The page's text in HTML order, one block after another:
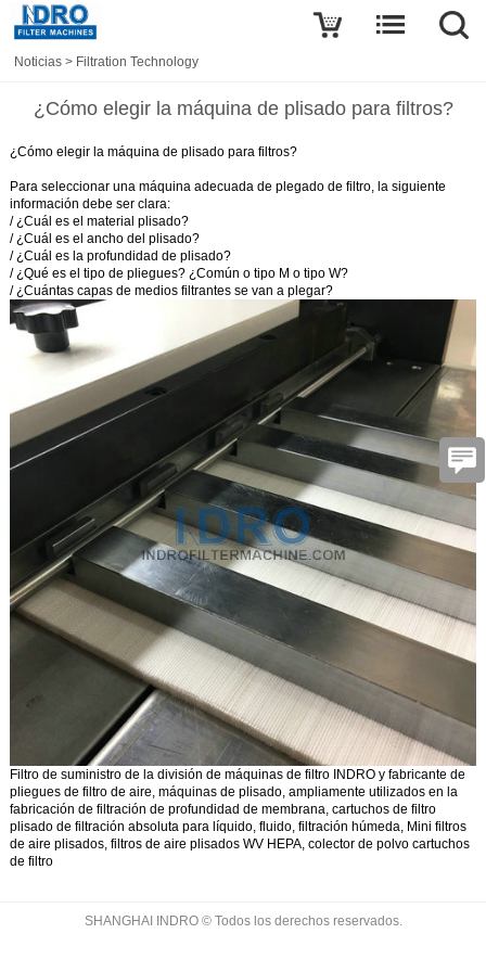
Noticias > Filtration Technology
¿Cómo elegir la máquina de plisado para filtros?
¿Cómo elegir la máquina de plisado para filtros?
Para seleccionar una máquina adecuada de plegado de filtro, la siguiente
información debe ser clara:
/ ¿Cuál es el material plisado?
/ ¿Cuál es el ancho del plisado?
/ ¿Cuál es la profundidad de plisado?
/ ¿Qué es el tipo de pliegues? ¿Común o tipo M o tipo W?
/ ¿Cuántas capas de medios filtrantes se van a plegar?
Filtro de suministro de la división de máquinas de filtro INDRO y fabricante de
pliegues de filtro de aire, máquinas de plisado, ampliamente utilizados en la
fabricación de filtración de profundidad de membrana, cartuchos de filtro
plisado de filtración absoluta para líquido, fluido, filtración húmeda, Mini filtros
de aire plisados, filtros de aire plisados WV HEPA, colector de polvo cartuchos
de filtro
SHANGHAI INDRO © Todos los derechos reservados.